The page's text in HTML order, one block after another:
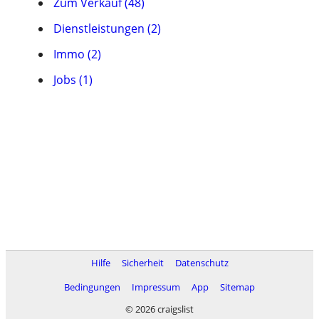
Dienstleistungen (2)
Immo (2)
Jobs (1)
Hilfe Sicherheit
Datenschutz
Bedingungen
Impressum App
Sitemap
© 2026 craigslist